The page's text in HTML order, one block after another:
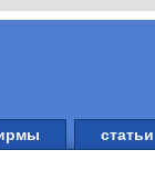
статьи